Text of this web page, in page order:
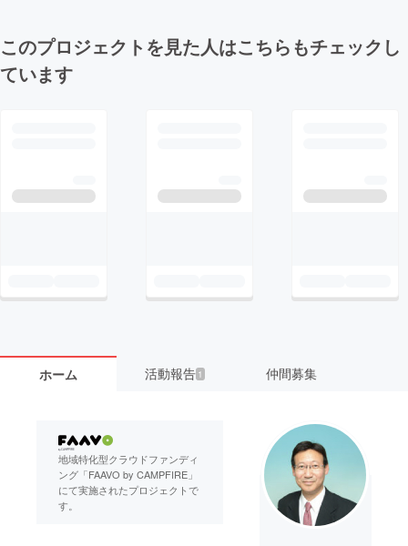
このプロジェクトを見た人はこちらもチェックし
ています
ホーム 活動報告 1 仲間募集
地域特化型クラウドファンディ
ング「FAAVO by CAMPFIRE」
にて実施されたプロジェクトで
す。